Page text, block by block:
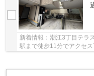
新着情報：潮江3丁目テ
駅まで徒歩11分でアクセ